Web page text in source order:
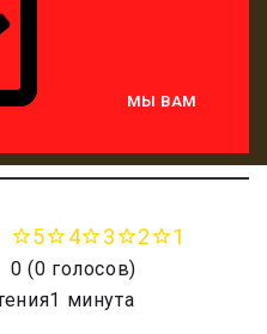
МЫ ВАМ
5 4 3 2 1
0 (0 голосов)
минута